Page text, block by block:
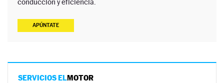
conducción y eficiencia.
APÚNTATE
SERVICIOS ELMOTOR